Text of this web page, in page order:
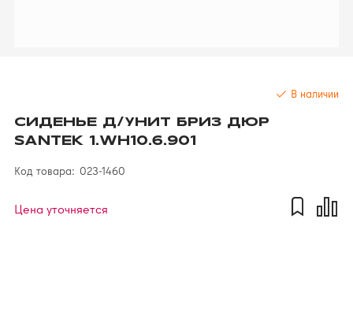
В наличии
СИДЕНЬЕ Д/УНИТ БРИЗ ДЮР
SANTEK 1.WH10.6.901
Код товара: 023-1460
Цена уточняется